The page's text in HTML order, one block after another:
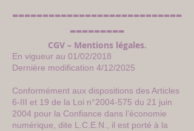
----------------------------
---------
CGV – Mentions légales.
En vigueur au 01/02/2018
Dernière modification 4/12/2025
Conformément aux dispositions des Articles
6-III et 19 de la Loi n°2004-575 du 21 juin
2004 pour la Confiance dans l’économie
numérique, dite L.C.E.N., il est porté à la